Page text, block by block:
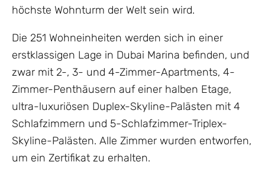
höchste Wohnturm der Welt sein wird.
Die 251 Wohneinheiten werden sich in einer
erstklassigen Lage in Dubai Marina befinden, und
zwar mit 2-, 3- und 4-Zimmer-Apartments, 4-
Zimmer-Penthäusern auf einer halben Etage,
ultra-luxuriösen Duplex-Skyline-Palästen mit 4
Schlafzimmern und 5-Schlafzimmer-Triplex-
Skyline-Palästen. Alle Zimmer wurden entworfen,
um ein Zertifikat zu erhalten.